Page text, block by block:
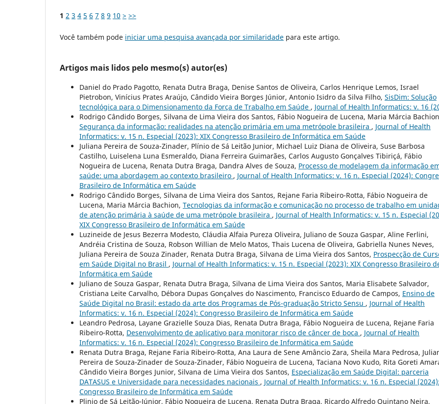
1 2 3 4 5 6 7 8 9 10 > >>
Você também pode iniciar uma pesquisa avançada por similaridade para este artigo.
Artigos mais lidos pelo mesmo(s) autor(es)
Daniel do Prado Pagotto, Renata Dutra Braga, Denise Santos de Oliveira, Carlos Henrique Lemos, Israel
Pietrobon, Vinícius Prates Araújo, Cândido Vieira Borges Júnior, Antonio Isidro da Silva Filho, SisDim: Solução
tecnológica para o Dimensionamento da Força de Trabalho em Saúde , Journal of Health Informatics: v. 16
Rodrigo Cândido Borges, Silvana de Lima Vieira dos Santos, Fábio Nogueira de Lucena, Maria Márcia
Segurança da informação: realidades na atenção primária em uma metrópole brasileira , Journal of Health
Informatics: v. 15 n. Especial (2023): XIX Congresso Brasileiro de Informática em Saúde
Juliana Pereira de Souza-Zinader, Plínio de Sá Leitão Junior, Michael Luiz Diana de Oliveira, Suse Barbosa
Castilho, Luiselena Luna Esmeraldo, Diana Ferreira Guimarães, Carlos Augusto Gonçalves Tibiriçá, Fábio
Nogueira de Lucena, Renata Dutra Braga, Dandra Alves de Souza, Processo de modelagem da informação
saúde: uma abordagem ao contexto brasileiro , Journal of Health Informatics: v. 16 n. Especial (2024):
Brasileiro de Informática em Saúde
Rodrigo Cândido Borges, Silvana de Lima Vieira dos Santos, Rejane Faria Ribeiro-Rotta, Fábio Nogueira de
Lucena, Maria Márcia Bachion, Tecnologias da informação e comunicação no processo de trabalho em
de atenção primária à saúde de uma metrópole brasileira , Journal of Health Informatics: v. 15 n. Especial
XIX Congresso Brasileiro de Informática em Saúde
Luzineide de Jesus Bezerra Modesto, Cláudia Alfaia Pureza Oliveira, Juliano de Souza Gaspar, Aline Ferlini,
Andréia Cristina de Souza, Robson Willian de Melo Matos, Thais Lucena de Oliveira, Gabriella Nunes Neves,
Juliana Pereira de Souza Zinader, Renata Dutra Braga, Silvana de Lima Vieira dos Santos, Prospecção de
em Saúde Digital no Brasil , Journal of Health Informatics: v. 15 n. Especial (2023): XIX Congresso Brasileiro
Informática em Saúde
Juliano de Souza Gaspar, Renata Dutra Braga, Silvana de Lima Vieira dos Santos, Maria Elisabete Salvador,
Cristiana Leite Carvalho, Débora Dupas Gonçalves do Nascimento, Francisco Eduardo de Campos, Ensino de
Saúde Digital no Brasil: estado da arte dos Programas de Pós-graduação Stricto Sensu , Journal of Health
Informatics: v. 16 n. Especial (2024): Congresso Brasileiro de Informática em Saúde
Leandro Pedrosa, Layane Grazielle Souza Dias, Renata Dutra Braga, Fábio Nogueira de Lucena, Rejane Faria
Ribeiro-Rotta, Desenvolvimento de aplicativo para monitorar risco de câncer de boca , Journal of Health
Informatics: v. 16 n. Especial (2024): Congresso Brasileiro de Informática em Saúde
Renata Dutra Braga, Rejane Faria Ribeiro-Rotta, Ana Laura de Sene Amâncio Zara, Sheila Mara Pedrosa,
Pereira de Souza-Zinader de Souza-Zinader, Fábio Nogueira de Lucena, Taciana Novo Kudo, Rita Goreti
Cândido Vieira Borges Junior, Silvana de Lima Vieira dos Santos, Especialização em Saúde Digital: parceria
DATASUS e Universidade para necessidades nacionais , Journal of Health Informatics: v. 16 n. Especial (2024):
Congresso Brasileiro de Informática em Saúde
Plinio de Sá Leitão-Júnior, Fábio Nogueira de Lucena, Renata Dutra Braga, Ricardo Alfredo Quintano Neira,